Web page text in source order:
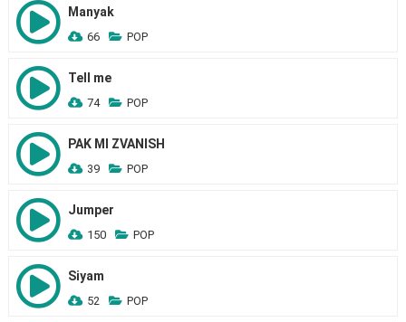
Manyak
66 POP
Tell me
74 POP
PAK MI ZVANISH
39 POP
Jumper
150 POP
Siyam
52 POP